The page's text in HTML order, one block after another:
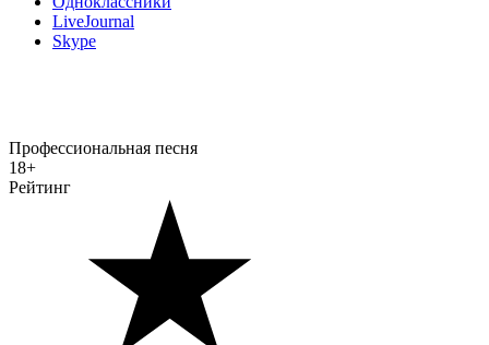
LiveJournal
Skype
Профессиональная песня
18+
Рейтинг